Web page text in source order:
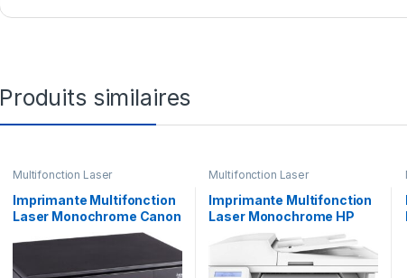
Produits similaires
Multifonction Laser
Imprimante Multifonction
Laser Monochrome Canon
i-SENSYS MF3010
(5252B004AB)
Multifonction Laser
Imprimante Multifonction
Laser Monochrome HP
LaserJet Pro M227sdn
(G3Q74A)